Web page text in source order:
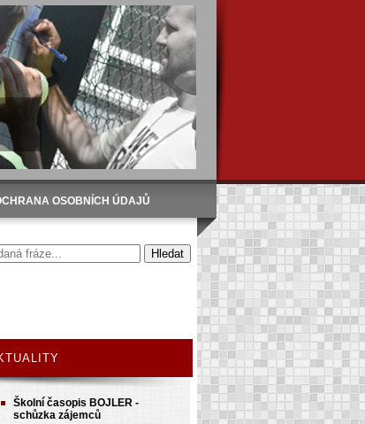
OSOBNÍCH ÚDAJŮ
Školní časopis BOJLER -
schůzka zájemců